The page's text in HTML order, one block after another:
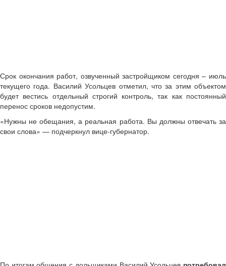
Срок окончания работ, озвученный застройщиком сегодня – июль
текущего года. Василий Усольцев отметил, что за этим объектом
будет вестись отдельный строгий контроль, так как постоянный
перенос сроков недопустим.
«Нужны не обещания, а реальная работа. Вы должны отвечать за
свои слова» — подчеркнул вице-губернатор.